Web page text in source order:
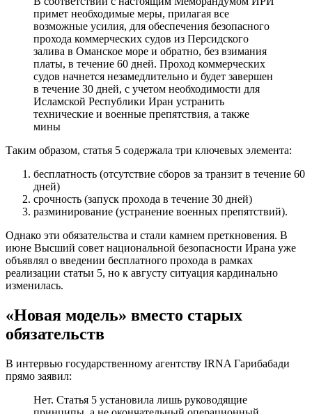
примет необходимые меры, прилагая все
возможные усилия, для обеспечения безопасного
прохода коммерческих судов из Персидского
залива в Оманское море и обратно, без взимания
платы, в течение 60 дней. Проход коммерческих
судов начнется незамедлительно и будет завершен
в течение 30 дней, с учетом необходимости для
Исламской Республики Иран устранить
технические и военные препятствия, а также
мины
Таким образом, статья 5 содержала три ключевых элемента:
бесплатность (отсутствие сборов за транзит в течение 60
дней)
срочность (запуск прохода в течение 30 дней)
разминирование (устранение военных препятствий).
Однако эти обязательства и стали камнем преткновения. В
июне Высший совет национальной безопасности Ирана уже
объявлял о введении бесплатного прохода в рамках
реализации статьи 5, но к августу ситуация кардинально
изменилась.
«Новая модель» вместо старых
обязательств
В интервью государственному агентству IRNA Гарибабади
прямо заявил:
Нет. Статья 5 установила лишь руководящие